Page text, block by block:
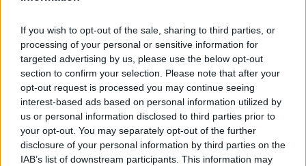
If you wish to opt-out of the sale, sharing to third parties, or
processing of your personal or sensitive information for
targeted advertising by us, please use the below opt-out
section to confirm your selection. Please note that after your
opt-out request is processed you may continue seeing
interest-based ads based on personal information utilized by
us or personal information disclosed to third parties prior to
your opt-out. You may separately opt-out of the further
disclosure of your personal information by third parties on the
IAB’s list of downstream participants. This information may
Pracovní nabídky
07.08.2026 - Bosch Powertrain s.r.o. Jihlava • linkový střídač • mzda
48.400 Kč • příspěvek na ubytování (Jihlava, okres Jihlava)
07.08.2026 -Bosch Powertrain s.r.o. Jihlava • obsluha CNC strojů •
48.400 Kč • náborový bonus 50.000 Kč • příspěvek na ubytování
okres Jihlava)
06.08.2026 -Bosch Powertrain s.r.o. Jihlava • CNC operátor• mzda
Kč • náborový bonus 50.000 Kč • příspěvek na ubytování (Jihlava,
06.08.2026 -Bosch Powertrain s.r.o. • montážní dělník • mzda 44.700
týdenní zálohy na mzdu 2.000 Kč (Jihlava, okres Jihlava)
06.08.2026 -Bosch Powertrain s.r.o. Jihlava • práce ve skladu • mzda
48.400 Kč • náborový bonus 50.000 Kč • ubytování (Jihlava, okres